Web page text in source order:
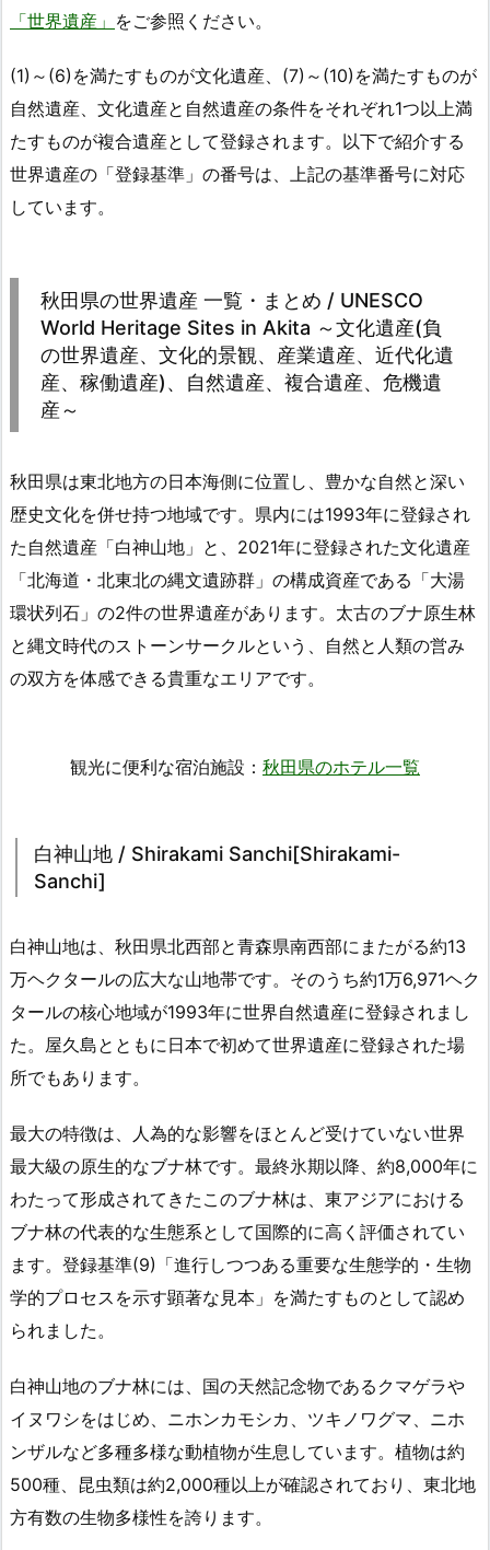
「世界遺産」 をご参照ください。
(1)～(6)を満たすものが文化遺産、(7)～(10)を満たすものが
自然遺産、文化遺産と自然遺産の条件をそれぞれ1つ以上満
たすものが複合遺産として登録されます。以下で紹介する
世界遺産の「登録基準」の番号は、上記の基準番号に対応
しています。
秋田県の世界遺産 一覧・まとめ / UNESCO
World Heritage Sites in Akita ～文化遺産(負
の世界遺産、文化的景観、産業遺産、近代化遺
産、稼働遺産)、自然遺産、複合遺産、危機遺
産～
秋田県は東北地方の日本海側に位置し、豊かな自然と深い
歴史文化を併せ持つ地域です。県内には1993年に登録され
た自然遺産「白神山地」と、2021年に登録された文化遺産
「北海道・北東北の縄文遺跡群」の構成資産である「大湯
環状列石」の2件の世界遺産があります。太古のブナ原生林
と縄文時代のストーンサークルという、自然と人類の営み
の双方を体感できる貴重なエリアです。
観光に便利な宿泊施設： 秋田県のホテル一覧
白神山地 / Shirakami Sanchi[Shirakami-
Sanchi]
白神山地は、秋田県北西部と青森県南西部にまたがる約13
万ヘクタールの広大な山地帯です。そのうち約1万6,971ヘク
タールの核心地域が1993年に世界自然遺産に登録されまし
た。屋久島とともに日本で初めて世界遺産に登録された場
所でもあります。
最大の特徴は、人為的な影響をほとんど受けていない世界
最大級の原生的なブナ林です。最終氷期以降、約8,000年に
わたって形成されてきたこのブナ林は、東アジアにおける
ブナ林の代表的な生態系として国際的に高く評価されてい
ます。登録基準(9)「進行しつつある重要な生態学的・生物
学的プロセスを示す顕著な見本」を満たすものとして認め
られました。
白神山地のブナ林には、国の天然記念物であるクマゲラや
イヌワシをはじめ、ニホンカモシカ、ツキノワグマ、ニホ
ンザルなど多種多様な動植物が生息しています。植物は約
500種、昆虫類は約2,000種以上が確認されており、東北地
方有数の生物多様性を誇ります。